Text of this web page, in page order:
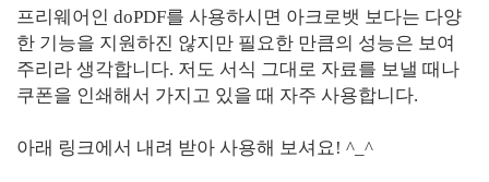
프리웨어인 doPDF를 사용하시면 아크로뱃 보다는 다양
한 기능을 지원하진 않지만 필요한 만큼의 성능은 보여
주리라 생각합니다. 저도 서식 그대로 자료를 보낼 때나
쿠폰을 인쇄해서 가지고 있을 때 자주 사용합니다.
아래 링크에서 내려 받아 사용해 보셔요! ^_^